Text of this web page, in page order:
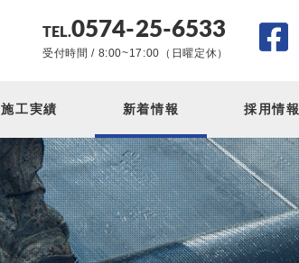
TEL.0574-25-6533
受付時間 / 8:00~17:00（日曜定休）
施工実績 新着情報 採用情報